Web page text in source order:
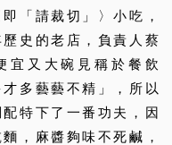
「請裁切」〉小吃，
史的老店，負責人蔡
宜又大碗見稱於餐飲
多藝藝不精」，所以
特下了一番功夫，因
，麻醬夠味不死鹹，